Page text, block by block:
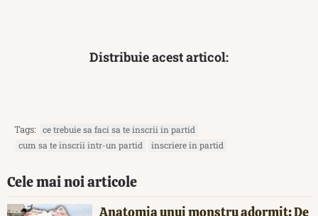
Distribuie acest articol:
Tags: ce trebuie sa faci sa te inscrii in partid
cum sa te inscrii intr-un partid
inscriere in partid
Cele mai noi articole
Anatomia unui monstru adormit: De